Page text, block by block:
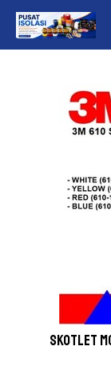
Skotlet
navigation